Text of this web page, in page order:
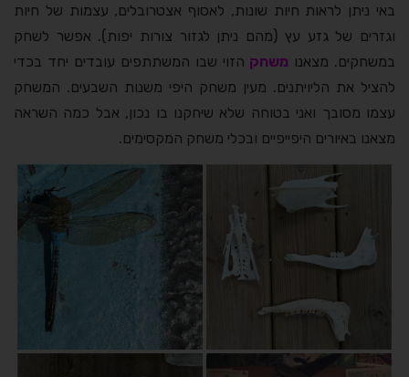
באי ניתן לראות חיות שונות, לאסוף אצטרובלים, עצמות של חיות
וגזרים של גזע עץ (מהם ניתן לגזור צורות יפות). אפשר לשחק
במשחקים. מצאנו משחק הזוי שבו המשתתפים עובדים יחד בכדי
להציל את הליויתנים. מעין משחק היפי משנות השבעים. המשחק
עצמו מסובך ואני בטוחה שלא שיחקנו בו נכון, אבל כמה השראה
מצאנו באיורים היפייפיים ובכלי משחק המקסימים.